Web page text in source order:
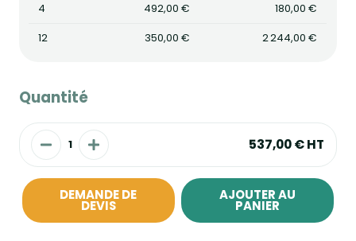
4
492,00 €
180,00 €
12
350,00 € 2 244,00 €
Quantité
537,00 €HT
DEMANDE DE
DEVIS
AJOUTER AU
PANIER